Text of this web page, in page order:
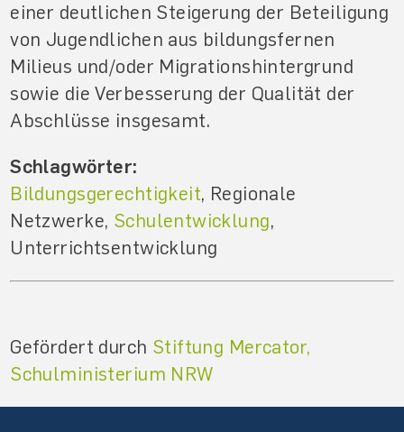
einer deutlichen Steigerung der Beteiligung
von Jugendlichen aus bildungsfernen
Milieus und/oder Migrationshintergrund
sowie die Verbesserung der Qualität der
Abschlüsse insgesamt.
Schlagwörter:
Bildungsgerechtigkeit, Regionale
Netzwerke, Schulentwicklung,
Unterrichtsentwicklung
Gefördert durch Stiftung Mercator,
Schulministerium NRW